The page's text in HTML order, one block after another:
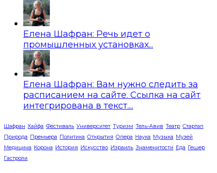
Елена Шафран: Речь идет о
промышленных установках...
Елена Шафран: Вам нужно следить за
расписанием на сайте. Ссылка на сайт
интегрирована в текст....
Шафран Хайфа Фестиваль Университет Туризм Тель-Авив Театр Стартап
Природа Премьера Политика Открытия Опера Наука Музыка Музей
Медицина Корона История Искусство Израиль Знаменитости Еда Гешер
Гастроли